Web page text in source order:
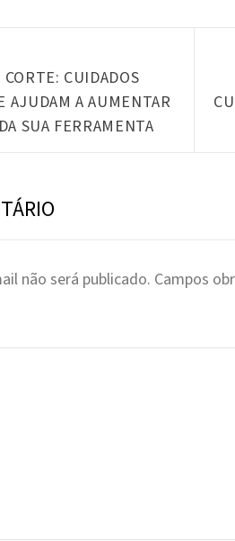
CUIDADOS
AJUDAM A AUMENTAR
SUA FERRAMENTA
não será publicado. Campos